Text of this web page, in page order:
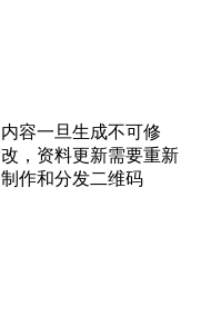
内容一旦生成不可修
改，资料更新需要重新
制作和分发二维码